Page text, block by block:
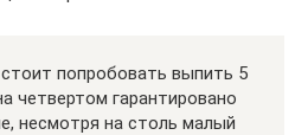
попробовать выпить 5
четвертом гарантировано
несмотря на столь малый